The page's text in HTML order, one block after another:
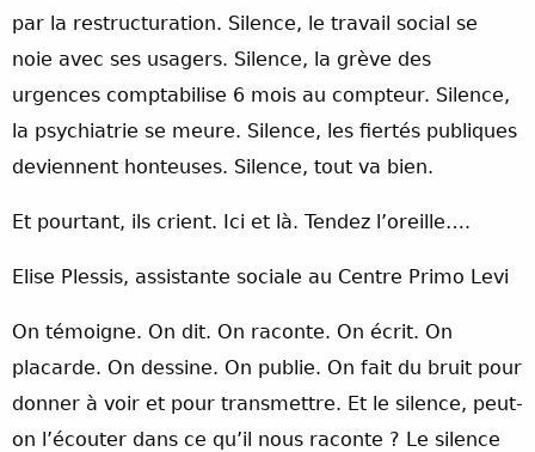
par la restructuration. Silence, le travail social se
noie avec ses usagers. Silence, la grève des
urgences comptabilise 6 mois au compteur. Silence,
la psychiatrie se meure. Silence, les fiertés publiques
deviennent honteuses. Silence, tout va bien.
Et pourtant, ils crient. Ici et là. Tendez l’oreille….
Elise Plessis, assistante sociale au Centre Primo Levi
On témoigne. On dit. On raconte. On écrit. On
placarde. On dessine. On publie. On fait du bruit pour
donner à voir et pour transmettre. Et le silence, peut-
on l’écouter dans ce qu’il nous raconte ? Le silence